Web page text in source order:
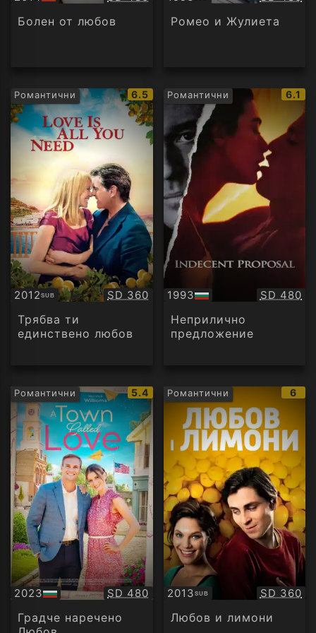
аудио
Болен от любов Ромео и Жулиета
Романтични
IMDb
рейтинг:
6.5
2012SUB
Субтитри Качество:
SD 360
Трябва ти
единствено любов
Романтични
IMDb
6.1
1993
БГ
аудио
SD 480
Неприлично
предложение
Романтични
IMDb
рейтинг:
5.4
2023
БГ
аудио
Качество:
SD 480
Градче наречено
Романтични 6
2013SUB
Субтитри SD 360
Любов и лимони